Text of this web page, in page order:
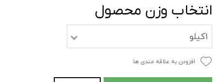
انتخاب وزن محصول
1کیلو
افزودن به علاقه مندی ها